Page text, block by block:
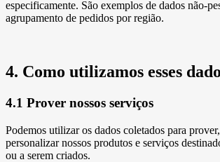
especificamente. São exemplos de dados não-
agrupamento de pedidos por região.
4. Como utilizamos esses
4.1 Prover nossos serviços
Podemos utilizar os dados coletados para
personalizar nossos produtos e serviços
ou a serem criados.